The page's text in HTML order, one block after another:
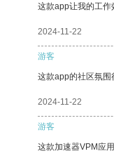
这款app让我的工作
2024-11-22
游客
这款app的社区氛围
2024-11-22
游客
这款加速器VPM应